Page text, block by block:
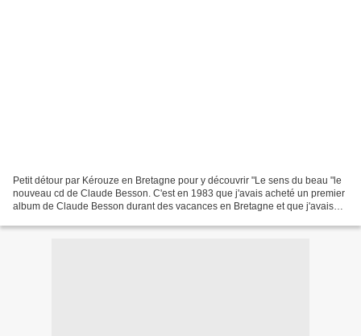
Petit détour par Kérouze en Bretagne pour y découvrir "Le sens du beau "le
nouveau cd de Claude Besson. C'est en 1983 que j'avais acheté un premier
album de Claude Besson durant des vacances en Bretagne et que j'avais